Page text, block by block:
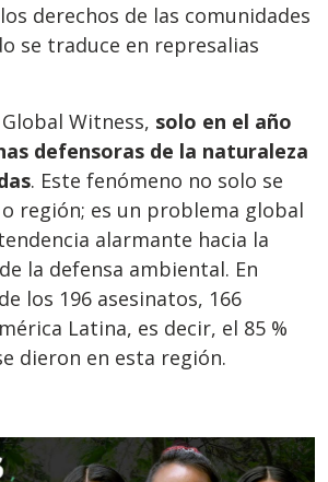
derechos de las comunidades
se traduce en represalias
Witness, solo en el año
defensoras de la naturaleza
. Este fenómeno no solo se
región; es un problema global
alarmante hacia la
la defensa ambiental. En
los 196 asesinatos, 166
Latina, es decir, el 85 %
dieron en esta región.